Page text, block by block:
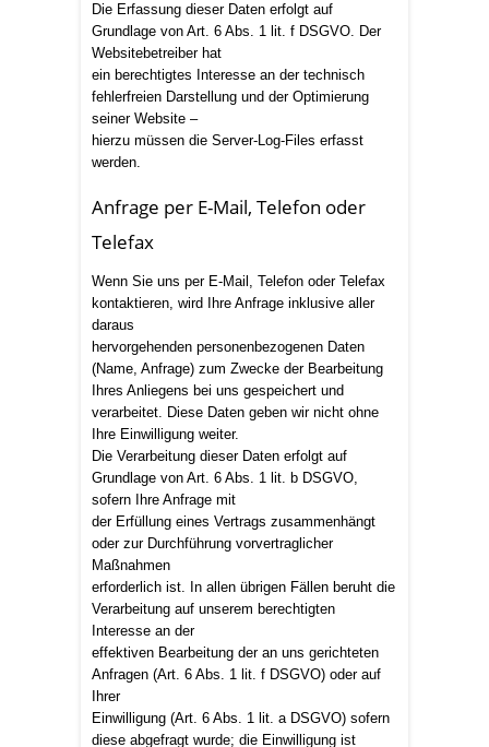
Die Erfassung dieser Daten erfolgt auf
Grundlage von Art. 6 Abs. 1 lit. f DSGVO. Der
Websitebetreiber hat
ein berechtigtes Interesse an der technisch
fehlerfreien Darstellung und der Optimierung
seiner Website –
hierzu müssen die Server-Log-Files erfasst
werden.
Anfrage per E-Mail, Telefon oder
Telefax
Wenn Sie uns per E-Mail, Telefon oder Telefax
kontaktieren, wird Ihre Anfrage inklusive aller
daraus
hervorgehenden personenbezogenen Daten
(Name, Anfrage) zum Zwecke der Bearbeitung
Ihres Anliegens bei uns gespeichert und
verarbeitet. Diese Daten geben wir nicht ohne
Ihre Einwilligung weiter.
Die Verarbeitung dieser Daten erfolgt auf
Grundlage von Art. 6 Abs. 1 lit. b DSGVO,
sofern Ihre Anfrage mit
der Erfüllung eines Vertrags zusammenhängt
oder zur Durchführung vorvertraglicher
Maßnahmen
erforderlich ist. In allen übrigen Fällen beruht die
Verarbeitung auf unserem berechtigten
Interesse an der
effektiven Bearbeitung der an uns gerichteten
Anfragen (Art. 6 Abs. 1 lit. f DSGVO) oder auf
Ihrer
Einwilligung (Art. 6 Abs. 1 lit. a DSGVO) sofern
diese abgefragt wurde; die Einwilligung ist